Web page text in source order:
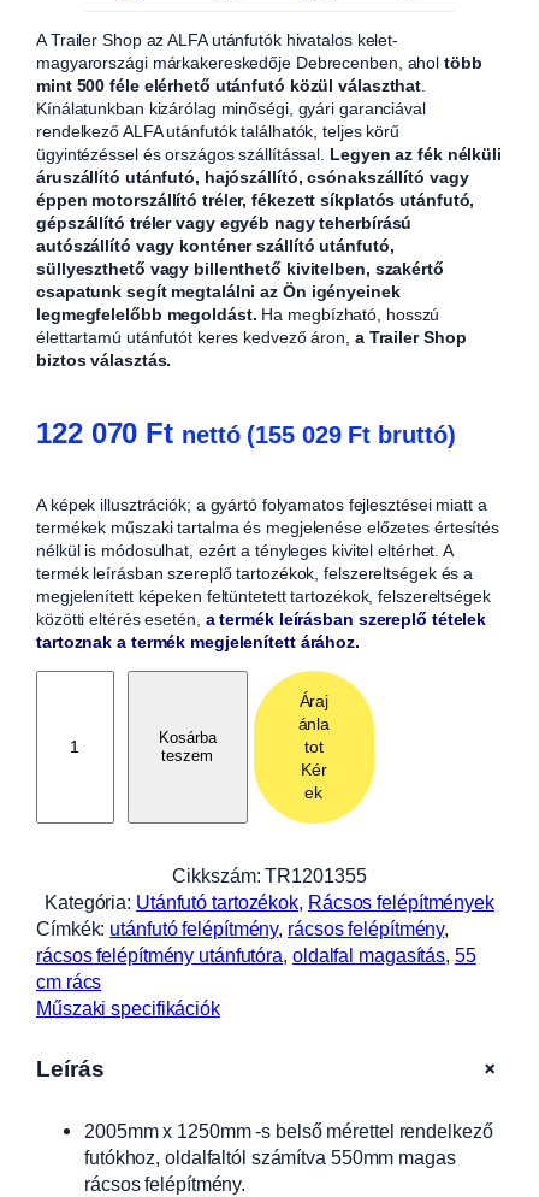
A Trailer Shop az ALFA utánfutók hivatalos kelet-
magyarországi márkakereskedője Debrecenben, aholtöbb
mint 500 féle elérhető utánfutó közül választhat
Kínálatunkban kizárólag minőségi, gyári garanciával
rendelkező ALFA utánfutók találhatók, teljes körű
ügyintézéssel és országos szállítással. Legyen az fék nélküli
áruszállító utánfutó, hajószállító, csónakszállító vagy
éppen motorszállító tréler, fékezett síkplatós utánfutó,
gépszállító tréler vagy egyéb nagy teherbírású
autószállító vagy konténer szállító utánfutó,
süllyeszthető vagy billenthető kivitelben, szakértő
csapatunk segít megtalálni az Ön igényeinek
legmegfelelőbb megoldást. Ha megbízható, hosszú
élettartamú utánfutót keres kedvező áron, a Trailer Shop
biztos választás.
122 070 Ft nettó (155 029 Ft bruttó)
A képek illusztrációk; a gyártó folyamatos fejlesztései miatt a
termékek műszaki tartalma és megjelenése előzetes értesítés
nélkül is módosulhat, ezért a tényleges kivitel eltérhet. A
termék leírásban szereplő tartozékok, felszereltségek és a
megjelenített képeken feltüntetett tartozékok, felszereltségek
közötti eltérés esetén, a termék leírásban szereplő tételek
tartoznak a termék megjelenített árához.
é
p
í
t
n
Kosárba
teszem
Áraj
ánla
tot
Kér
ek
Cikkszám: TR1201355
Kategória: Utánfutó tartozékok, Rácsos felépítmények
Címkék: utánfutó felépítmény, rácsos felépítmény
rácsos felépítmény utánfutóra, oldalfal magasítás, 55
cm rács
Műszaki specifikációk
Leírás +
2005mm x 1250mm -s belső mérettel rendelkező
futókhoz, oldalfaltól számítva 550mm magas
rácsos felépítmény.